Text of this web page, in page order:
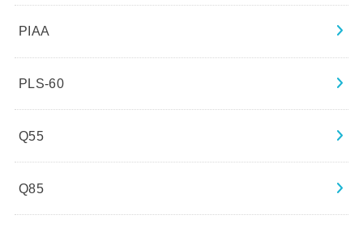
PIAA
PLS-60
Q55
Q85